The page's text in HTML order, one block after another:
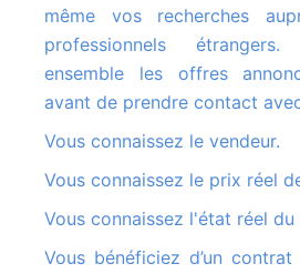
même vos recherches
professionnels
ensemble les offres
avant de prendre contact
Vous connaissez le vendeur.
Vous connaissez le prix réel
Vous connaissez l'état réel
Vous bénéficiez d’un contrat en direct avec le